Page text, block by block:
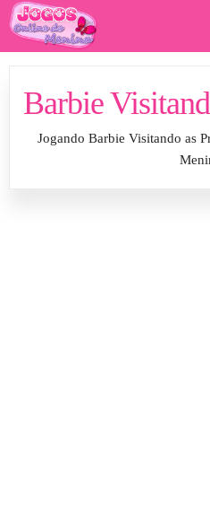
Barbie
Jogando Barbie Visitando as